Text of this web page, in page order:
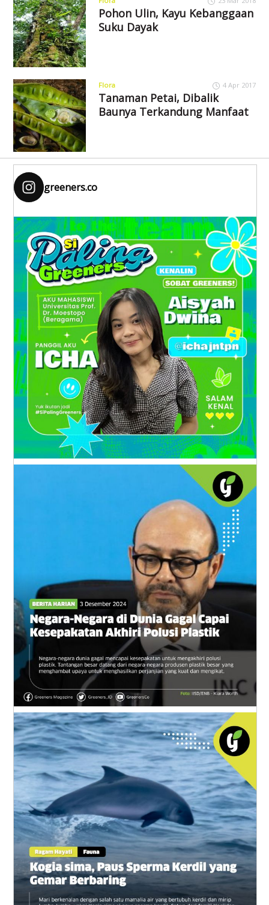
Pohon Ulin, Kayu Kebanggaan
Suku Dayak
Flora 4 Apr 2017
Tanaman Petai, Dibalik
Baunya Terkandung Manfaat
greeners.co